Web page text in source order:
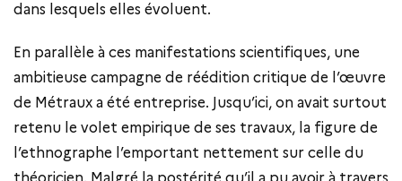
dans lesquels elles évoluent.
En parallèle à ces manifestations scientifiques, une
ambitieuse campagne de réédition critique de l’œuvre
de Métraux a été entreprise. Jusqu’ici, on avait surtout
retenu le volet empirique de ses travaux, la figure de
l’ethnographe l’emportant nettement sur celle du